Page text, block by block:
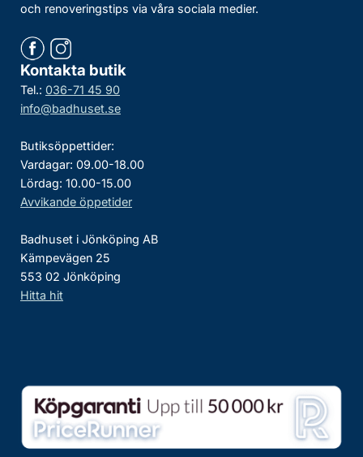
och renoveringstips via våra sociala medier.
Kontakta butik
Tel.: 036-71 45 90
info@badhuset.se
Butiksöppettider:
Vardagar: 09.00-18.00
Lördag: 10.00-15.00
Avvikande öppetider
Badhuset i Jönköping AB
Kämpevägen 25
553 02 Jönköping
Hitta hit